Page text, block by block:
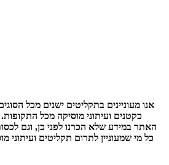
אנו מעוניינים בתקליטים ישנים מכל
כקטנים ועיתוני מוסיקה מכל
האתר במידע שלא הכרנו לפני כן, וגם
כל מי שמעוניין לתרום תקליטים ועיתוני